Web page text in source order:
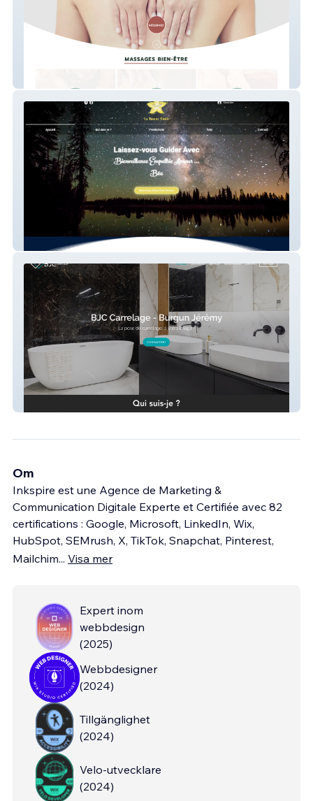
La Bonne Étoile
Om
Inkspire est une Agence de Marketing &
Communication Digitale Experte et Certifiée avec 82
certifications : Google, Microsoft, LinkedIn, Wix,
HubSpot, SEMrush, X, TikTok, Snapchat, Pinterest,
Mailchim... Visa mer
Expert inom
webbdesign
(2025)
Webbdesigner
(2024)
Tillgänglighet
(2024)
Velo-utvecklare
(2024)